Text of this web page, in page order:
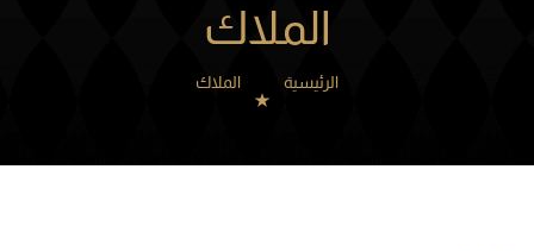
الملاك
الرئيسية الملاك